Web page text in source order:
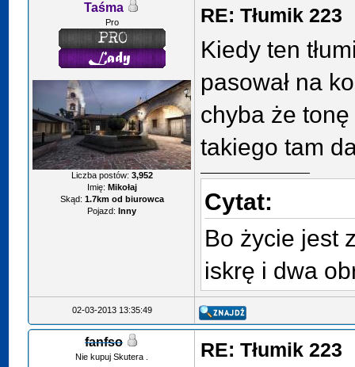
Taśma
Pro
Liczba postów: 3,952
Imię: Mikołaj
Skąd: 1.7km od biurowca
Pojazd: Inny
RE: Tłumik 223
Kiedy ten
pasował na
chyba że
takiego tam
Cytat:
Bo życie jest
iskrę i dwa
02-03-2013 13:35:49
fanfso
Nie kupuj Skutera . RE: Tłumik 223